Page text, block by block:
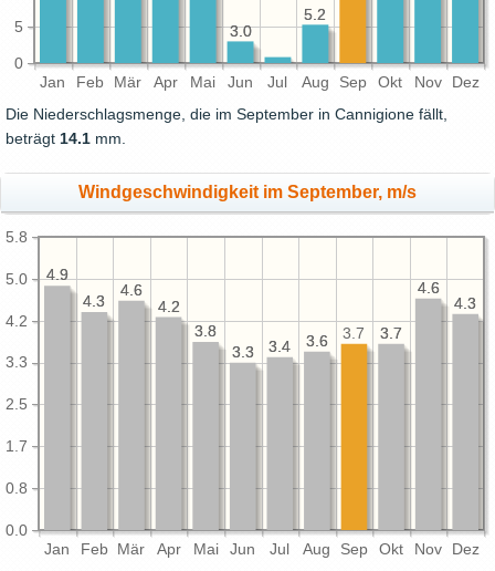
Jan Feb Mär Apr Mai Jun Jul Aug Sep Okt Nov Dez
0
5
5.2
3.0
5.2
3.0
Die Niederschlagsmenge, die im September in Cannigione fällt,
beträgt 14.1 mm.
Windgeschwindigkeit im September, m/s
Jan Feb Mär Apr Mai Jun Jul Aug Sep Okt Nov Dez
0.0
0.8
1.7
2.5
3.3
4.2
5.0
5.8
4.3
4.6
3.7
3.6
3.4
3.3
3.8
4.2
4.6
4.3
4.9
4.3
4.6
3.7
3.7
3.6
3.4
3.3
3.8
4.2
4.6
4.3
4.9